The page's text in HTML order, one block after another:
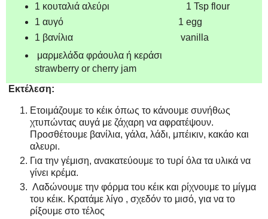
1 κουταλιά αλεύρι 1 Tsp flour
1 αυγό 1 egg
1 βανίλια vanilla
μαρμελάδα φράουλα ή κεράσι
strawberry or cherry jam
Εκτέλεση:
Ετοιμάζουμε το κέικ όπως το κάνουμε συνήθως
χτυπώντας αυγά με ζάχαρη να αφρατέψουν.
Προσθέτουμε βανίλια, γάλα, λάδι, μπέικιν, κακάο και
αλευρι.
Για την γέμιση, ανακατεύουμε το τυρί όλα τα υλικά να
γίνει κρέμα.
Λαδώνουμε την φόρμα του κέικ και ρίχνουμε το μίγμα
του κέικ. Κρατάμε λίγο , σχεδόν το μισό, για να το
ρίξουμε στο τέλος